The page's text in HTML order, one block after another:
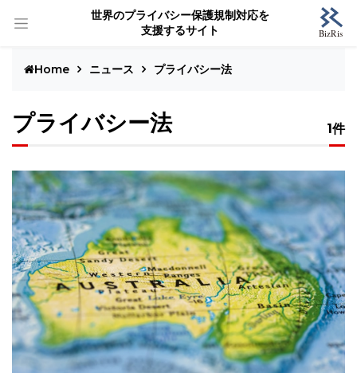
世界のプライバシー保護規制対応を
支援するサイト
Home ニュース プライバシー法
プライバシー法 1件